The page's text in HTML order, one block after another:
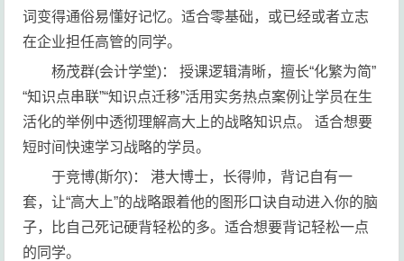
词变得通俗易懂好记忆。适合零基础，或已经或者立志
在企业担任高管的同学。
杨茂群(会计学堂)： 授课逻辑清晰，擅长“化繁为简”
“知识点串联”“知识点迁移”活用实务热点案例让学员在生
活化的举例中透彻理解高大上的战略知识点。 适合想要
短时间快速学习战略的学员。
于竞博(斯尔)： 港大博士，长得帅，背记自有一
套，让“高大上”的战略跟着他的图形口诀自动进入你的脑
子，比自己死记硬背轻松的多。适合想要背记轻松一点
的同学。